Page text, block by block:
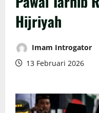
Hijriyah
Imam Introgator
13 Februari 2026